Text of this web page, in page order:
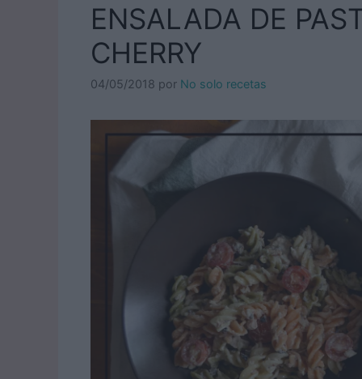
ENSALADA DE
CHERRY
04/05/2018 por No solo recetas